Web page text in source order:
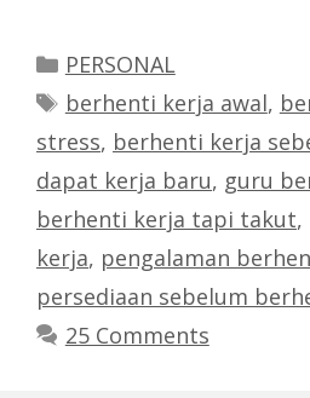
Categories
PERSONAL
Tags
berhenti kerja awal,
stress, berhenti kerja
dapat kerja baru, guru
berhenti kerja tapi takut,
kerja, pengalaman
persediaan sebelum
25 Comments